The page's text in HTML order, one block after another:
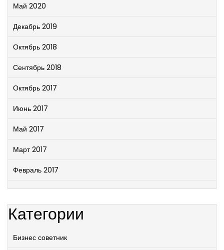
Май 2020
Декабрь 2019
Октябрь 2018
Сентябрь 2018
Октябрь 2017
Июнь 2017
Май 2017
Март 2017
Февраль 2017
Категории
Бизнес советник